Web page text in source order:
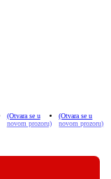
(Otvara se u
novom prozoru)
(Otvara se u
novom prozoru)